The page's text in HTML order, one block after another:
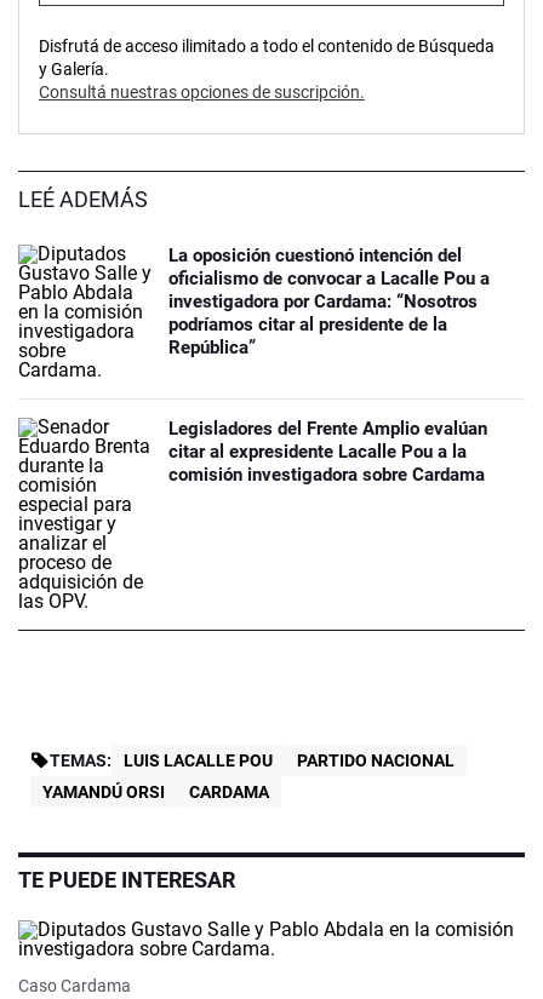
Disfrutá de acceso ilimitado a todo el contenido de Búsqueda
y Galería.
Consultá nuestras opciones de suscripción.
LEÉ ADEMÁS
La oposición cuestionó intención del
oficialismo de convocar a Lacalle Pou a
investigadora por Cardama: “Nosotros
podríamos citar al presidente de la
República”
Legisladores del Frente Amplio evalúan
citar al expresidente Lacalle Pou a la
comisión investigadora sobre Cardama
TEMAS: LUIS LACALLE POU
PARTIDO NACIONAL
YAMANDÚ ORSI
CARDAMA
TE PUEDE INTERESAR
Caso Cardama